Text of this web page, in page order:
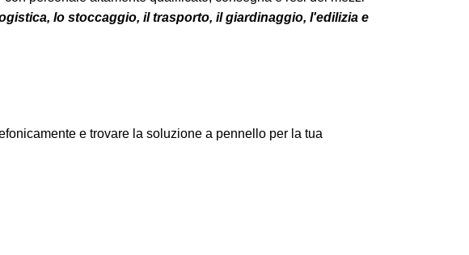
lo stoccaggio, il trasporto, il giardinaggio, l'edilizia e
e trovare la soluzione a pennello per la tua